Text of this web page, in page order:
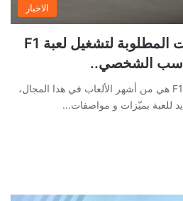
الاخبار
إليكم المواصفات المطلوبة لتشغيل لعبة F1
سلسلة ألعاب السباق F1 هي من أشهر الألعاب في هذا المجال،
للعبة بميّزات و مواصفات…